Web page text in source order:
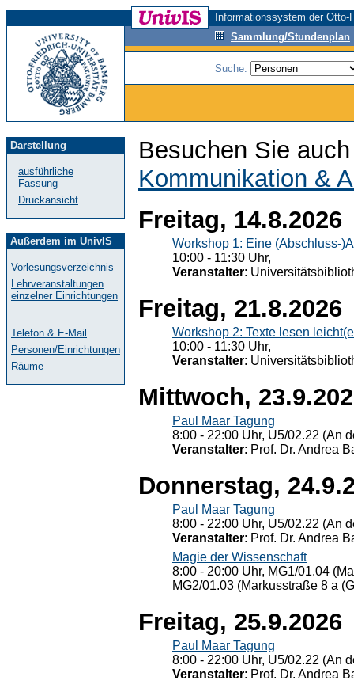
Informationssystem der
Sammlung/Stundenplan
Suche:
Darstellung
ausführliche
Fassung
Druckansicht
Außerdem im UnivIS
Vorlesungsverzeichnis
Lehrveranstaltungen
einzelner Einrichtungen
Telefon & E-Mail
Personen/Einrichtungen
Räume
Besuchen Sie
Kommunikation &
Freitag, 14.8.2026
Workshop 1: Eine (Abschluss-
10:00 - 11:30 Uhr,
Veranstalter:
Freitag, 21.8.2026
Workshop 2: Texte lesen
10:00 - 11:30 Uhr,
Veranstalter:
Mittwoch,
Paul Maar Tagung
8:00 - 22:00 Uhr, U5/02.22 (An
Veranstalter: Prof. Dr. Andrea
Donnerstag,
Paul Maar Tagung
8:00 - 22:00 Uhr, U5/02.22 (An
Veranstalter: Prof. Dr. Andrea
Magie der Wissenschaft
8:00 - 20:00 Uhr, MG1/01.04
MG2/01.03 (Markusstraße 8 a
Freitag, 25.9.2026
Paul Maar Tagung
8:00 - 22:00 Uhr, U5/02.22 (An
Veranstalter: Prof. Dr. Andrea